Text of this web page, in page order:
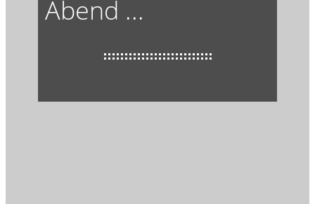
Abend ...